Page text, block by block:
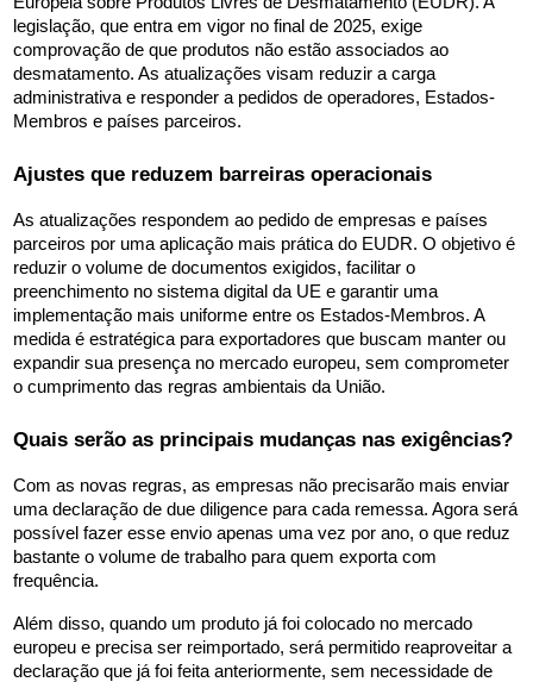
legislação, que entra em vigor no final de 2025, exige
comprovação de que produtos não estão associados ao
desmatamento. As atualizações visam reduzir a carga
administrativa e responder a pedidos de operadores, Estados-
Membros e países parceiros.
Ajustes que reduzem barreiras operacionais
As atualizações respondem ao pedido de empresas e países
parceiros por uma aplicação mais prática do EUDR. O objetivo é
reduzir o volume de documentos exigidos, facilitar o
preenchimento no sistema digital da UE e garantir uma
implementação mais uniforme entre os Estados-Membros. A
medida é estratégica para exportadores que buscam manter ou
expandir sua presença no mercado europeu, sem comprometer
o cumprimento das regras ambientais da União.
Quais serão as principais mudanças nas exigências?
Com as novas regras, as empresas não precisarão mais enviar
uma declaração de due diligence para cada remessa. Agora será
possível fazer esse envio apenas uma vez por ano, o que reduz
bastante o volume de trabalho para quem exporta com
frequência.
Além disso, quando um produto já foi colocado no mercado
europeu e precisa ser reimportado, será permitido reaproveitar a
declaração que já foi feita anteriormente, sem necessidade de